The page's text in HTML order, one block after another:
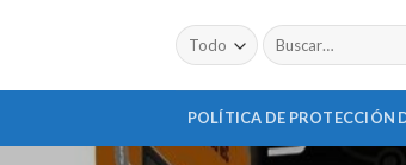
Buscar
por:
POLÍTICA DE PROTECCIÓN